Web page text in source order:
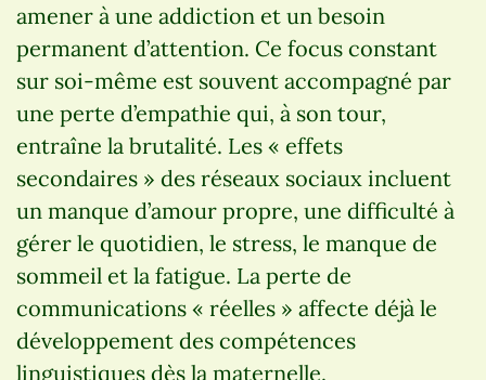
amener à une addiction et un besoin
permanent d’attention. Ce focus constant
sur soi-même est souvent accompagné par
une perte d’empathie qui, à son tour,
entraîne la brutalité. Les « effets
secondaires » des réseaux sociaux incluent
un manque d’amour propre, une difficulté à
gérer le quotidien, le stress, le manque de
sommeil et la fatigue. La perte de
communications « réelles » affecte déjà le
développement des compétences
linguistiques dès la maternelle.